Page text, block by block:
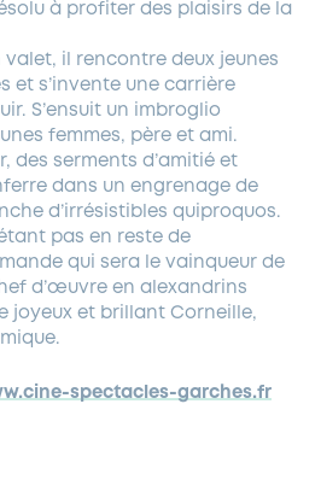
à profiter des plaisirs de la
valet, il rencontre deux jeunes
et s’invente une carrière
S’ensuit un imbroglio
femmes, père et ami.
des serments d’amitié et
dans un engrenage de
d’irrésistibles quiproquos.
pas en reste de
qui sera le vainqueur de
d’œuvre en alexandrins
joyeux et brillant Corneille,
spectacles-garches.fr